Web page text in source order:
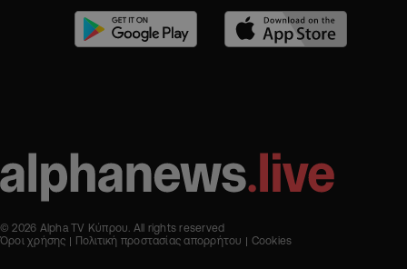
© 2026 Alpha TV Κύπρου. All rights reserved
Όροι χρήσης
Πολιτική προστασίας απορρήτου Cookies